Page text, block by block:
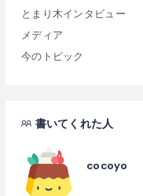
とまり木インタビュー
メディア
今のトピック
書いてくれた人
cocoyo